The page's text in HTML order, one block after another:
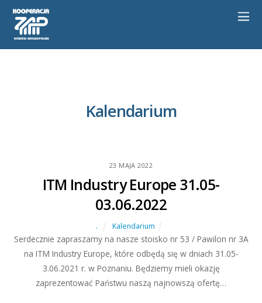
Kalendarium
23 MAJA2022
ITM Industry Europe 31.05-
03.06.2022
. Kalendarium
Serdecznie zapraszamy na nasze stoisko nr 53 / Pawilon nr 3A
na ITM Industry Europe, które odbędą się w dniach 31.05-
3.06.2021 r. w Poznaniu. Będziemy mieli okazję
zaprezentować Państwu naszą najnowszą ofertę…